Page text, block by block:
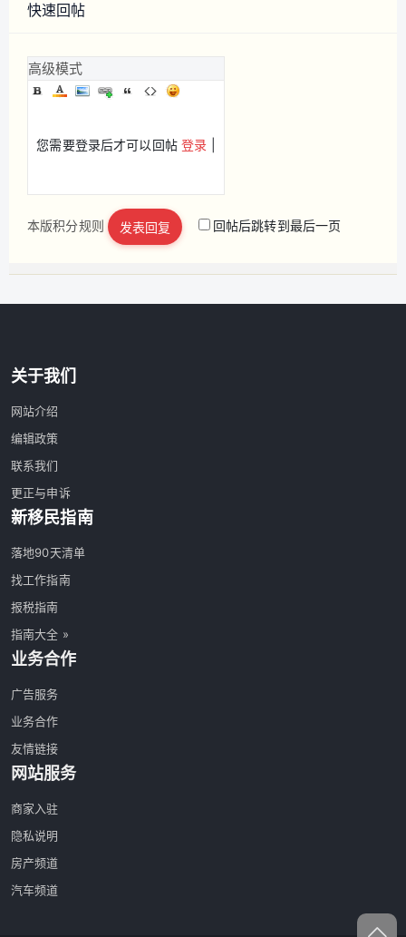
快速回帖
高级模式
您需要登录后才可以回帖登录
立即注册
本版积分规则 发表回复 回帖后跳转到最后一页
关于我们
网站介绍
编辑政策
联系我们
更正与申诉
新移民指南
落地90天清单
找工作指南
报税指南
指南大全 »
业务合作
广告服务
业务合作
友情链接
网站服务
商家入驻
隐私说明
房产频道
汽车频道